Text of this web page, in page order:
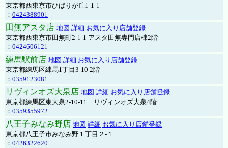
東京都西東京市ひばりが丘1-1-1
： 0424388901
田無アスタ店 地図 詳細 お気に入り店舗登録
東京都西東京市田無町2-1-1 アスタ田無専門店棟2階
： 0424606121
練馬駅前店 地図 詳細 お気に入り店舗登録
東京都練馬区練馬1丁目3-10 2階
： 0359123081
リヴィンオズ大泉店 地図 詳細 お気に入り店舗登録
東京都練馬区東大泉2-10-11 リヴィンオズ大泉4階
： 0359355972
八王子みなみ野店 地図 詳細 お気に入り店舗登録
東京都八王子市みなみ野１丁目２-１
： 0426322620